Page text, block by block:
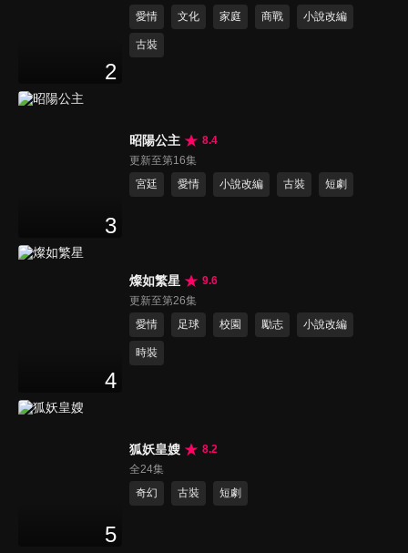
2
愛情
文化 家庭 商戰 小說改編
古裝
3
昭陽公主
8.4
更新至第16集
宮廷
愛情 小說改編 古裝 短劇
4
燦如繁星
9.6
更新至第26集
愛情
足球 校園 勵志 小說改編
時裝
5
狐妖皇嫂
8.2
全24集
奇幻
古裝 短劇